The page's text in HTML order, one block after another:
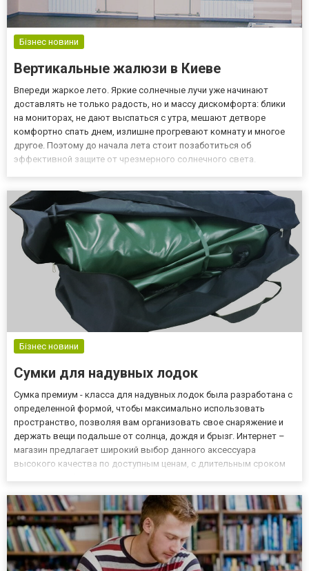
Бізнес новини
Вертикальные жалюзи в Киеве
Впереди жаркое лето. Яркие солнечные лучи уже начинают
доставлять не только радость, но и массу дискомфорта: блики
на мониторах, не дают выспаться с утра, мешают детворе
комфортно спать днем, излишне прогревают комнату и многое
другое. Поэтому до начала лета стоит позаботиться об
эффективной защите от чрезмерного солнечного света.
широкий выбор и...
Бізнес новини
Сумки для надувных лодок
Сумка премиум - класса для надувных лодок была разработана с
определенной формой, чтобы максимально использовать
пространство, позволяя вам организовать свое снаряжение и
держать вещи подальше от солнца, дождя и брызг. Интернет –
магазин предлагает широкий выбор данного аксессуара
высокого качества по доступным ценам, с длительным сроком
который...